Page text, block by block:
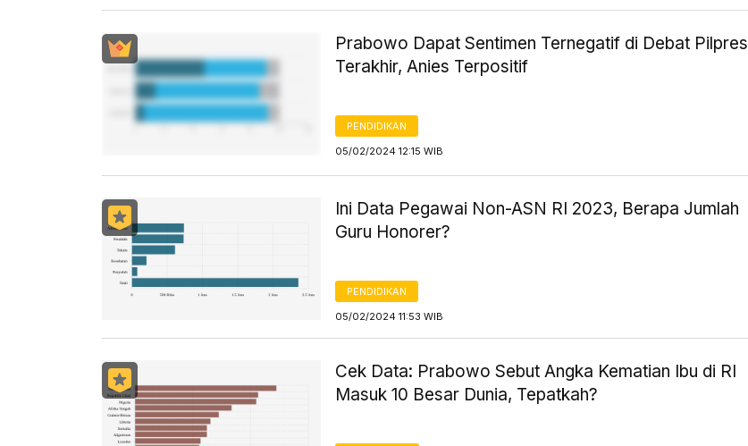
Prabowo Dapat Sentimen Ternegatif di Debat Pilpres
Terakhir, Anies Terpositif
PENDIDIKAN
05/02/2024 12:15 WIB
Ini Data Pegawai Non-ASN RI 2023, Berapa Jumlah
Guru Honorer?
PENDIDIKAN
05/02/2024 11:53 WIB
Cek Data: Prabowo Sebut Angka Kematian Ibu di RI
Masuk 10 Besar Dunia, Tepatkah?